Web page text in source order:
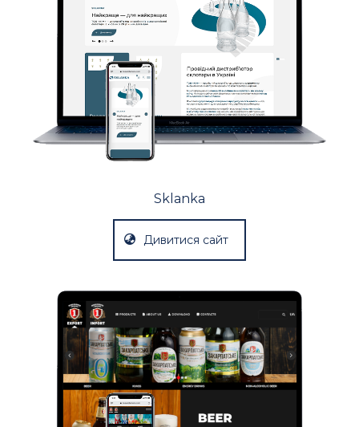
Sklanka
Дивитися сайт